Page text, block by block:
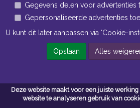
Deze website maakt voor een juiste
website te analyseren gebruik van
Openingstijden Magazijn
ma t/m vr 7:00 uur tot 16:30 uur
Algemene voorwaarden
Gegevens delen voor advertenties
Gepersonaliseerde advertenties
U kunt dit later aanpassen via ‘Cookie-
Opslaan Alles